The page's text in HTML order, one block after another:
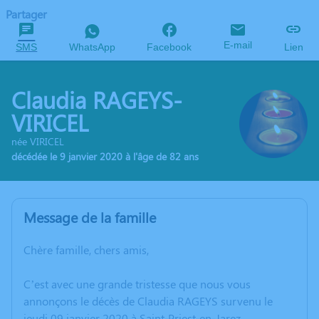
Partager
SMS WhatsApp Facebook E-mail Lien
Claudia RAGEYS-
VIRICEL
née VIRICEL
décédée le 9 janvier 2020 à l'âge de 82 ans
Message de la famille
Chère famille, chers amis,
C’est avec une grande tristesse que nous vous
annonçons le décès de Claudia RAGEYS survenu le